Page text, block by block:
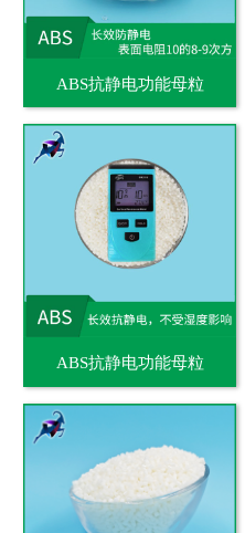
ABS抗静电功能母粒
ABS抗静电功能母粒